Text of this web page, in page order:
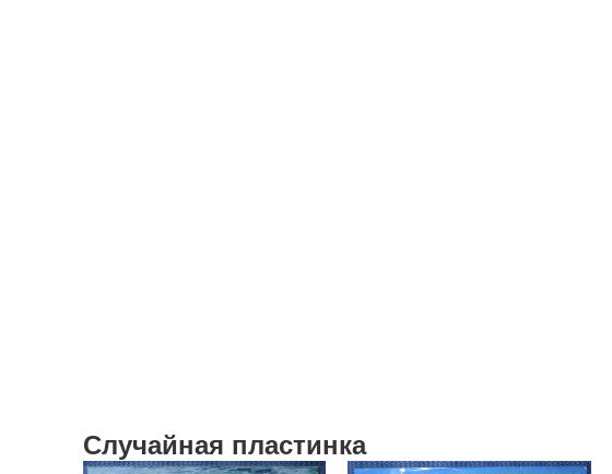
Случайная пластинка